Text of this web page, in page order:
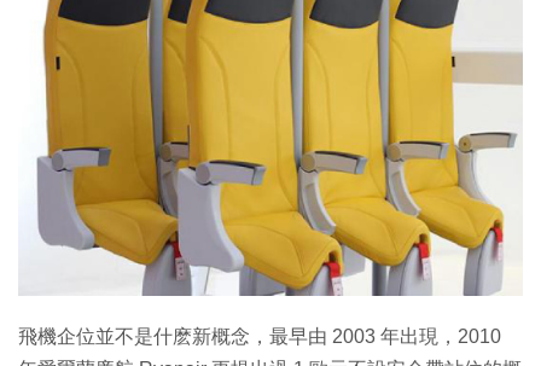
IT Times
生成式AI與雲端應用
Enterprise Digital Transformation
特集
飛機企位並不是什麽新概念，最早由 2003 年出現，2010